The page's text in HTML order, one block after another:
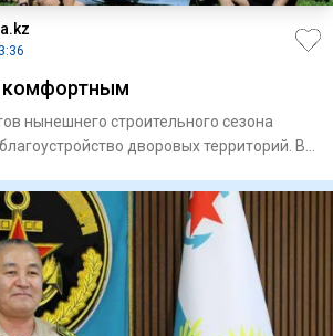
комфортным
нынешнего строительного сезона
дворовых территорий. В